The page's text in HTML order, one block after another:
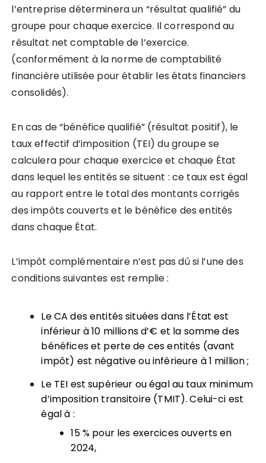
l’entreprise déterminera un “résultat qualifié” du
groupe pour chaque exercice. Il correspond au
résultat net comptable de l’exercice.
(conformément à la norme de comptabilité
financière utilisée pour établir les états financiers
consolidés).
En cas de “bénéfice qualifié” (résultat positif), le
taux effectif d’imposition (TEI) du groupe se
calculera pour chaque exercice et chaque État
dans lequel les entités se situent : ce taux est égal
au rapport entre le total des montants corrigés
des impôts couverts et le bénéfice des entités
dans chaque État.
L’impôt complémentaire n’est pas dû si l’une des
conditions suivantes est remplie :
Le CA des entités situées dans l’État est
inférieur à 10 millions d’€ et la somme des
bénéfices et perte de ces entités (avant
impôt) est négative ou inférieure à 1 million ;
Le TEI est supérieur ou égal au taux minimum
d’imposition transitoire (TMIT). Celui-ci est
égal à :
15 % pour les exercices ouverts en
2024,